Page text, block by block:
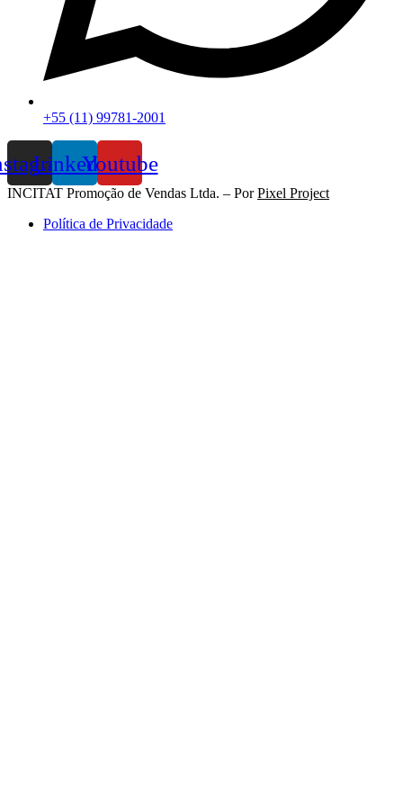
+55 (11) 99781-2001
LinkedinYoutube
INCITAT Promoção de Vendas Ltda. – PorPixel Project
Política de Privacidade